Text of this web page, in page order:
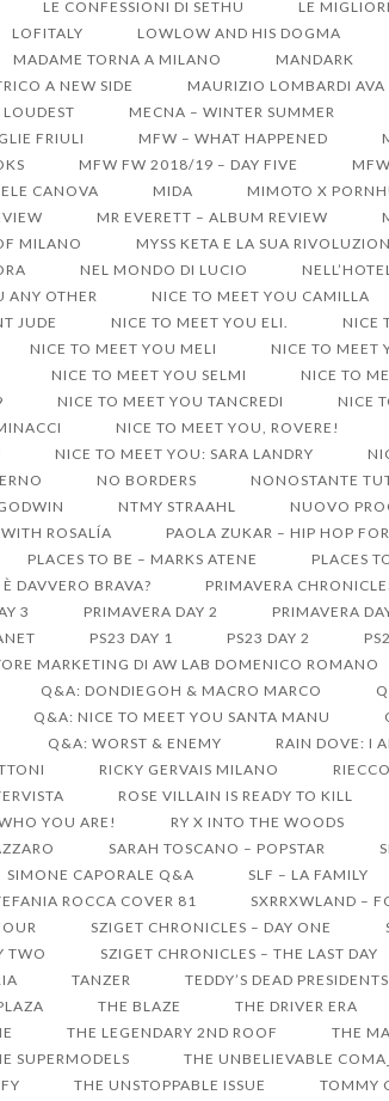
LE CONFESSIONI DI SETHU LE
LOFITALY LOWLOW AND HIS DOGMA
MADAME TORNA A MILANO MANDARK
A NEW SIDE MAURIZIO LOMBARDI AVA
MECNA – WINTER SUMMER
FRIULI MFW – WHAT HAPPENED
MFW FW 2018/19 – DAY FIVE
CANOVA MIDA
MIMOTO X
MR EVERETT – ALBUM REVIEW
MILANO MYSS KETA E LA SUA
NEL MONDO DI LUCIO
ANY OTHER NICE TO MEET YOU CAMILLA
JUDE NICE TO MEET YOU ELI.
NICE
NICE TO MEET YOU MELI
NICE TO MEET
NICE TO MEET YOU SELMI
NICE TO
NICE TO MEET YOU TANCREDI
NICE
NICE TO MEET YOU, ROVERE!
NICE TO MEET YOU: SARA LANDRY
NO BORDERS
NONOSTANTE
NTMY STRAAHL NUOVO
ROSALÍA PAOLA ZUKAR – HIP HOP
PLACES TO BE – MARKS ATENE
PLACES
È DAVVERO BRAVA?
PRIMAVERA
3 PRIMAVERA DAY 2 PRIMAVERA
PS23 DAY 1 PS23 DAY 2
MARKETING DI AW LAB DOMENICO ROMANO
Q&A: DONDIEGOH & MACRO MARCO
Q&A: NICE TO MEET YOU SANTA MANU
Q&A: WORST & ENEMY RAIN DOVE: I
RICKY GERVAIS MILANO
ROSE VILLAIN IS READY TO KILL
YOU ARE! RY X INTO THE WOODS
SARAH TOSCANO – POPSTAR
SIMONE CAPORALE Q&A SLF – LA FAMILY
ROCCA COVER 81
SXRRXWLAND –
SZIGET CHRONICLES – DAY ONE
TWO
SZIGET CHRONICLES – THE LAST DAY
TANZER
TEDDY’S DEAD
THE BLAZE THE DRIVER ERA
THE LEGENDARY 2ND ROOF
THE
SUPERMODELS
THE UNBELIEVABLE
THE UNSTOPPABLE ISSUE TOMMY